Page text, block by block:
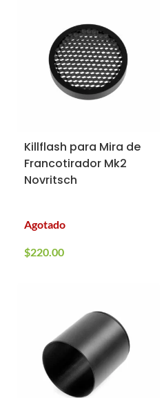
Killflash para Mira de
Francotirador Mk2
Novritsch
Agotado
$220.00